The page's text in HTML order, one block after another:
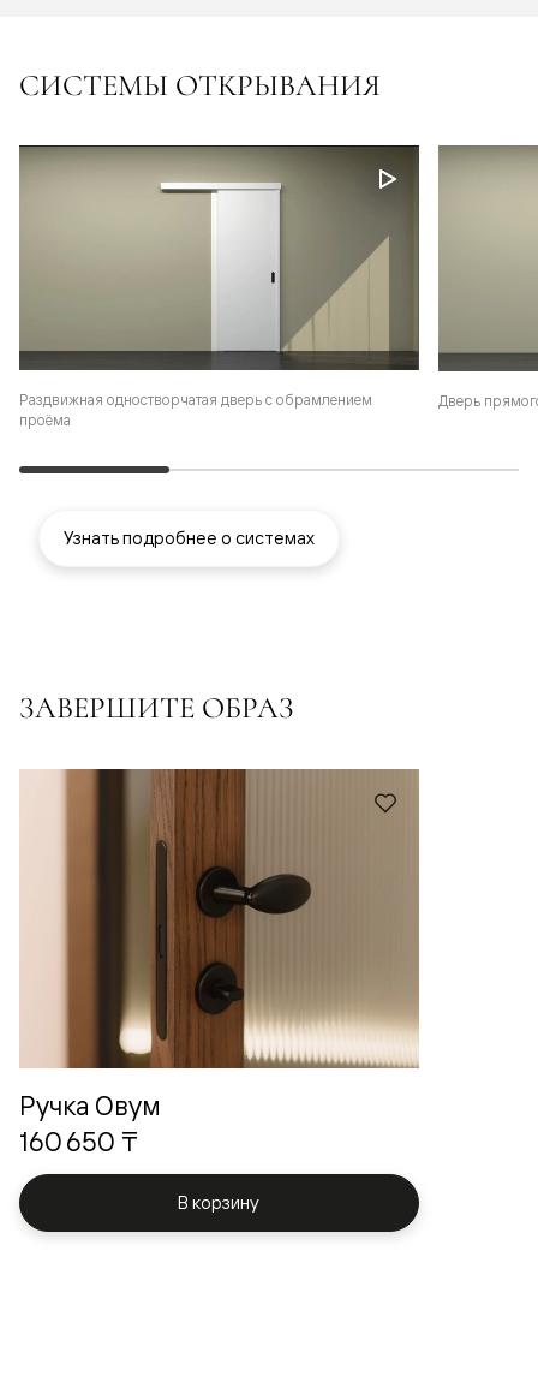
СИСТЕМЫ ОТКРЫВАНИЯ
Раздвижная одностворчатая дверь с обрамлением
проёма
Дверь
Узнать подробнее о системах
ЗАВЕРШИТЕ ОБРАЗ
Ручка Овум
160 650 ₸
В корзину